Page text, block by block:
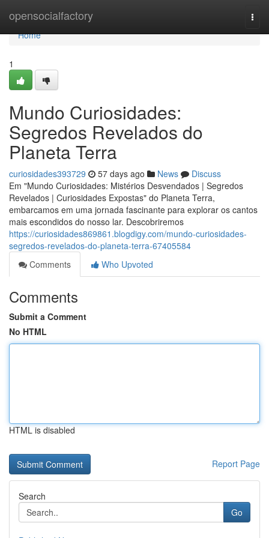
opensocialfactory
Home
Home
1
Mundo Curiosidades:
Segredos Revelados do
Planeta Terra
curiosidades393729 57 days ago News
Discuss
Em "Mundo Curiosidades: Mistérios Desvendados | Segredos
Revelados | Curiosidades Expostas" do Planeta Terra,
embarcamos em uma jornada fascinante para explorar os cantos
mais escondidos do nosso lar. Descobriremos
https://curiosidades869861.blogdigy.com/mundo-curiosidades-
segredos-revelados-do-planeta-terra-67405584
Comments
Who Upvoted
Comments
Submit a Comment
No HTML
HTML is disabled
Report Page
Search
Go